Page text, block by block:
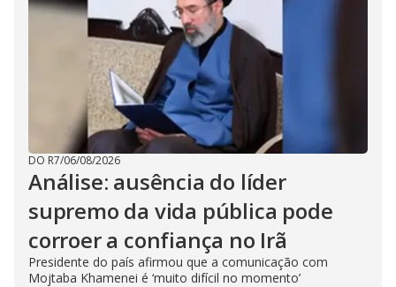
DO R7/06/08/2026
Análise: ausência do líder
supremo da vida pública pode
corroer a confiança no Irã
Presidente do país afirmou que a comunicação com
Mojtaba Khamenei é ‘muito difícil no momento’